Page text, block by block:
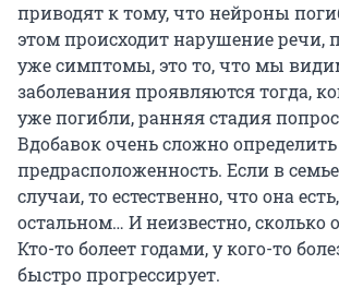
приводят к тому, что нейроны
этом происходит нарушение речи,
уже симптомы, это то, что мы
заболевания проявляются тогда,
уже погибли, ранняя стадия
Вдобавок очень сложно определить
предрасположенность. Если в
случаи, то естественно, что она
остальном… И неизвестно, сколько
Кто-то болеет годами, у кого-то
быстро прогрессирует.